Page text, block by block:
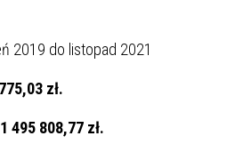
2019 do listopad 2021
zł.
1 495 808,77 zł.